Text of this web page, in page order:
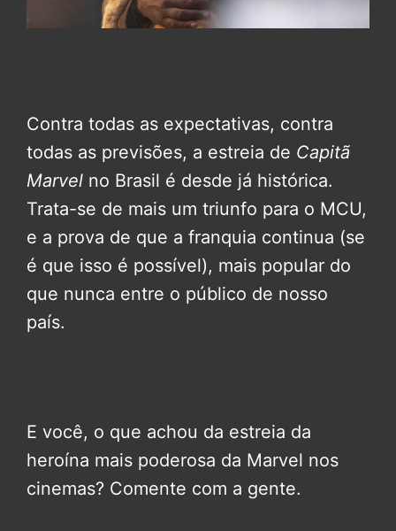
Contra todas as expectativas, contra
todas as previsões, a estreia de Capitã
Marvel no Brasil é desde já histórica.
Trata-se de mais um triunfo para o MCU,
e a prova de que a franquia continua (se
é que isso é possível), mais popular do
que nunca entre o público de nosso
país.
E você, o que achou da estreia da
heroína mais poderosa da Marvel nos
cinemas? Comente com a gente.